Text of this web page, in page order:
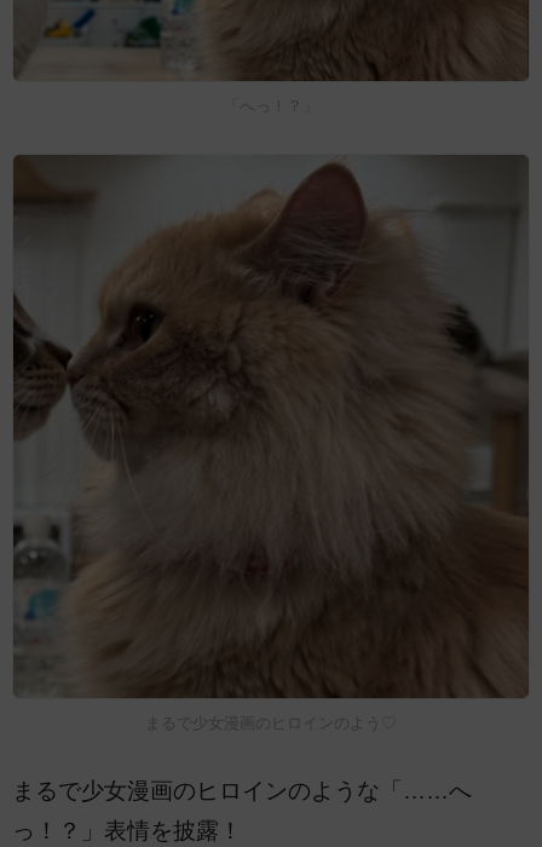
「へっ！？」
まるで少女漫画のヒロインのよう♡
まるで少女漫画のヒロインのような「……へ
っ！？」表情を披露！